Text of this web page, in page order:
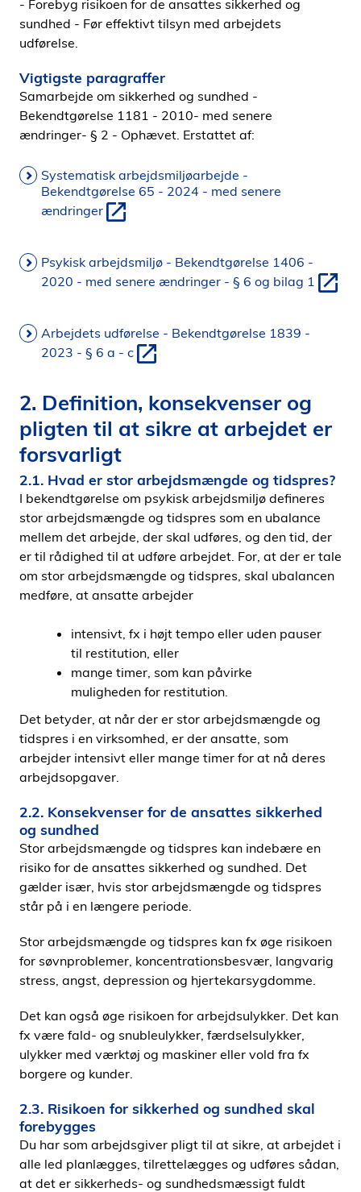
- Forebyg risikoen for de ansattes sikkerhed og
sundhed - Før effektivt tilsyn med arbejdets
udførelse.
Vigtigste paragraffer
Samarbejde om sikkerhed og sundhed -
Bekendtgørelse 1181 - 2010- med senere
ændringer- § 2 - Ophævet. Erstattet af:
Systematisk arbejdsmiljøarbejde -
Bekendtgørelse 65 - 2024 - med senere
ændringer
Psykisk arbejdsmiljø - Bekendtgørelse 1406 -
2020 - med senere ændringer - § 6 og bilag 1
Arbejdets udførelse - Bekendtgørelse 1839 -
2023 - § 6 a - c
2. Deﬁnition, konsekvenser og
pligten til at sikre at arbejdet er
forsvarligt
2.1. Hvad er stor arbejdsmængde og tidspres?
I bekendtgørelse om psykisk arbejdsmiljø deﬁneres
stor arbejdsmængde og tidspres som en ubalance
mellem det arbejde, der skal udføres, og den tid, der
er til rådighed til at udføre arbejdet. For, at der er tale
om stor arbejdsmængde og tidspres, skal ubalancen
medføre, at ansatte arbejder
intensivt, fx i højt tempo eller uden pauser
til restitution, eller
mange timer, som kan påvirke
muligheden for restitution.
Det betyder, at når der er stor arbejdsmængde og
tidspres i en virksomhed, er der ansatte, som
arbejder intensivt eller mange timer for at nå deres
arbejdsopgaver.
2.2. Konsekvenser for de ansattes sikkerhed
og sundhed
Stor arbejdsmængde og tidspres kan indebære en
risiko for de ansattes sikkerhed og sundhed. Det
gælder især, hvis stor arbejdsmængde og tidspres
står på i en længere periode.
Stor arbejdsmængde og tidspres kan fx øge risikoen
for søvnproblemer, koncentrationsbesvær, langvarig
stress, angst, depression og hjertekarsygdomme.
Det kan også øge risikoen for arbejdsulykker. Det kan
fx være fald- og snubleulykker, færdselsulykker,
ulykker med værktøj og maskiner eller vold fra fx
borgere og kunder.
2.3. Risikoen for sikkerhed og sundhed skal
forebygges
Du har som arbejdsgiver pligt til at sikre, at arbejdet i
alle led planlægges, tilrettelægges og udføres sådan,
at det er sikkerheds- og sundhedsmæssigt fuldt